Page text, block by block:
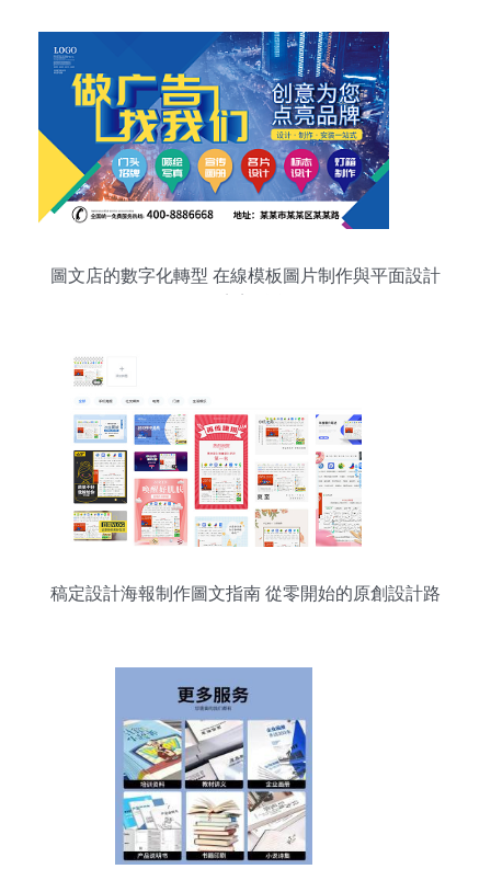
圖文店的數字化轉型 在線模板圖片制作與平面設計
稿定設計海報制作圖文指南 從零開始的原創設計路